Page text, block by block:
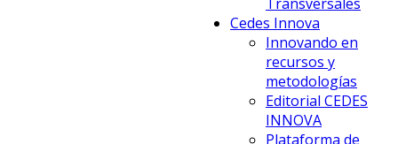
Cedes Innova
Innovando en
recursos y
metodologías
Editorial CEDES
INNOVA
Plataforma de